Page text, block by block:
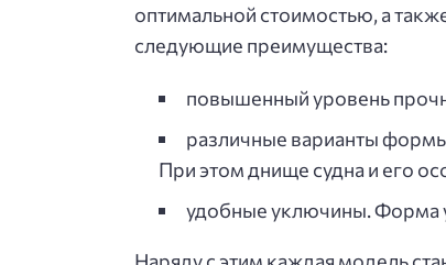
оптимальной стоимостью, а
следующие преимущества:
повышенный уровень
различные варианты
При этом днище судна и его
удобные уключины. Форма